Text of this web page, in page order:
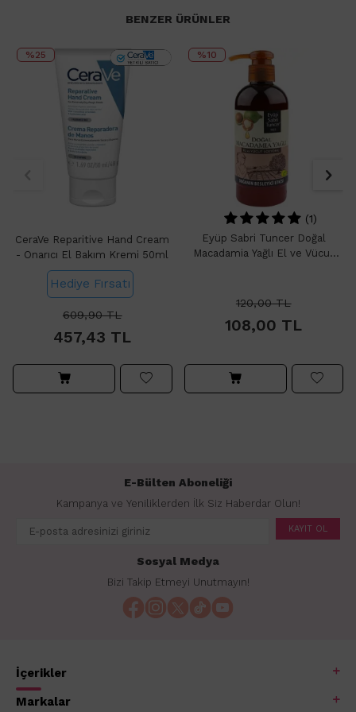
BENZER ÜRÜNLER
%25
CeraVe Reparitive Hand Cream
- Onarıcı El Bakım Kremi 50ml
Hediye Fırsatı
609,90TL
457,43 TL
%10
(1)
Eyüp Sabri Tuncer Doğal
Macadamia Yağlı El ve Vücut
120,00TL
108,00 TL
E-Bülten Aboneliği
Kampanya ve Yeniliklerden İlk Siz Haberdar Olun!
KAYIT OL
Sosyal Medya
Bizi Takip Etmeyi Unutmayın!
İçerikler
Markalar